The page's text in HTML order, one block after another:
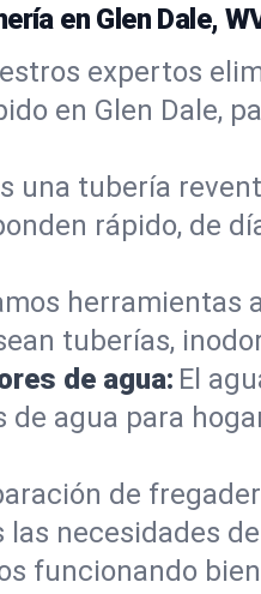
en Glen Dale,
expertos
en Glen Dale,
una tubería
rápido, de
herramientas
tuberías,
de agua: El
agua para
de
necesidades
funcionando